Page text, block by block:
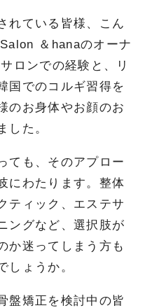
れている皆様、こん
＆hanaのオーナ
ロンでの経験と、リ
国でのコルギ習得を
のお身体やお顔のお
した。
ても、そのアプロー
にわたります。整体
ティック、エステサ
ングなど、選択肢が
か迷ってしまう方も
しょうか。
盤矯正を検討中の皆